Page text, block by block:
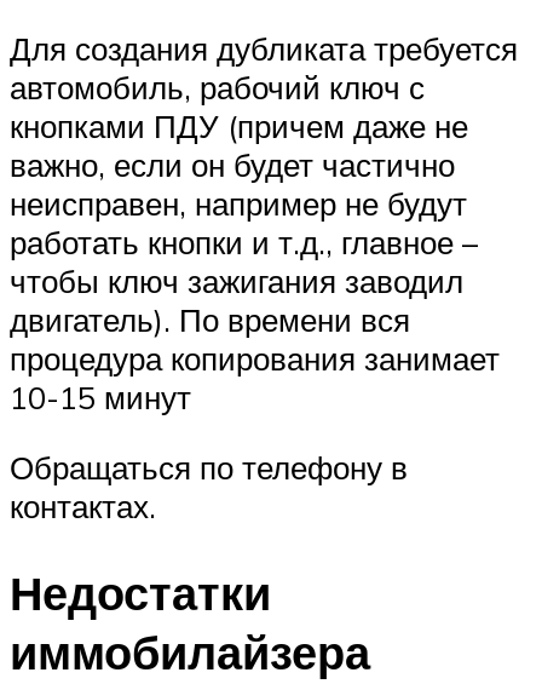
Для создания дубликата требуется
автомобиль, рабочий ключ с
кнопками ПДУ (причем даже не
важно, если он будет частично
неисправен, например не будут
работать кнопки и т.д., главное –
чтобы ключ зажигания заводил
двигатель). По времени вся
процедура копирования занимает
10-15 минут
Обращаться по телефону в
контактах.
Недостатки
иммобилайзера